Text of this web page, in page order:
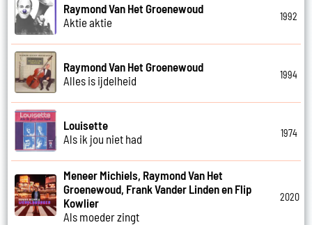
Raymond Van Het Groenewoud
Aktie aktie
1992
Raymond Van Het Groenewoud
Alles is ijdelheid
1994
Louisette
Als ik jou niet had
1974
Meneer Michiels, Raymond Van Het
Groenewoud, Frank Vander Linden en Flip
Kowlier
Als moeder zingt
2020